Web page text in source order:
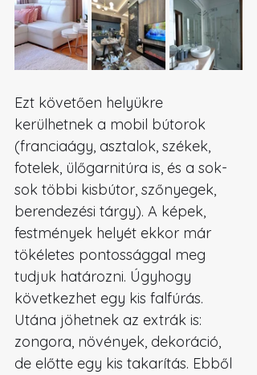
Ezt követően helyükre
kerülhetnek a mobil bútorok
(franciaágy, asztalok, székek,
fotelek, ülőgarnitúra is, és a sok-
sok többi kisbútor, szőnyegek,
berendezési tárgy). A képek,
festmények helyét ekkor már
tökéletes pontossággal meg
tudjuk határozni. Úgyhogy
következhet egy kis falfúrás.
Utána jöhetnek az extrák is:
zongora, növények, dekoráció,
de előtte egy kis takarítás. Ebből